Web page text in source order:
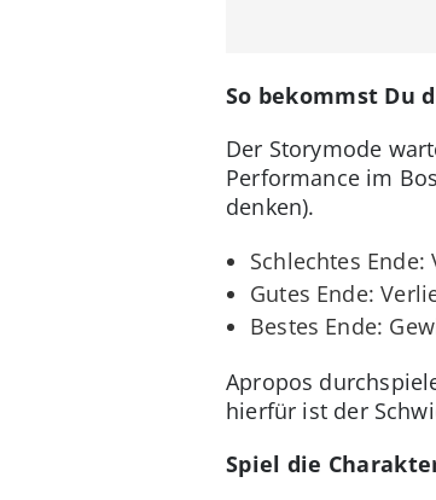
So bekommst Du
Der Storymode
Performance im
denken).
Schlechtes
Gutes Ende:
Bestes Ende:
Apropos
hierfür ist der
Spiel die